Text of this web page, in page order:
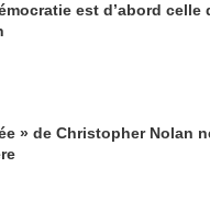
est d’abord celle
» de Christopher Nolan